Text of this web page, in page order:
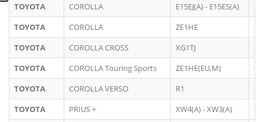
TOYOTA COROLLA E15EJ(A) - E15ES(A)
TOYOTA
COROLLA ZE1HE
TOYOTA
COROLLA CROSS XG1TJ
TOYOTA
COROLLA Touring Sports ZE1HE(EU,M)
TOYOTA
COROLLA VERSO R1
TOYOTA
PRIUS + XW4(A) - XW3(A)